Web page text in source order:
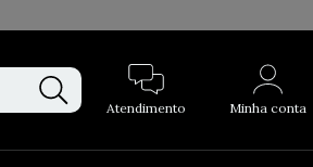
Atendimento Minha conta